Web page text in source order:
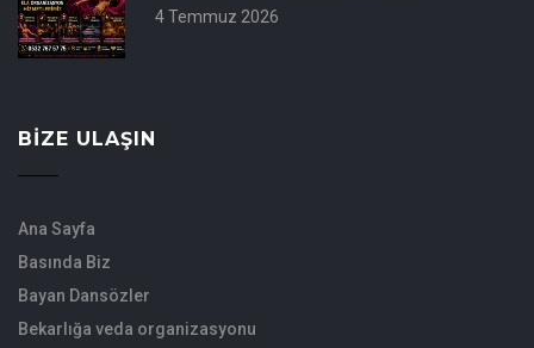
4 Temmuz 2026
BIZE ULAŞIN
Ana Sayfa
Basında Biz
Bayan Dansözler
Bekarlığa veda organizasyonu